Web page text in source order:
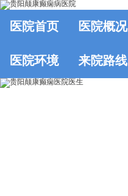
医院首页 医院概况
医院环境 来院路线